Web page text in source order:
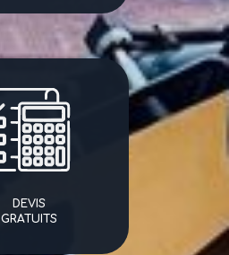
DEVIS
GRATUITS